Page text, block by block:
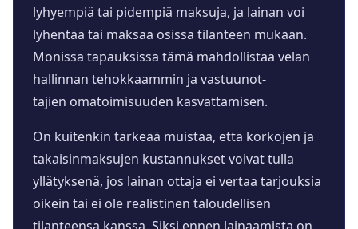
lyhyempiä tai pidempiä maksuja, ja lainan voi
lyhentää tai maksaa osissa tilanteen mukaan.
Monissa tapauksissa tämä mahdollistaa velan
hallinnan tehokkaammin ja vastuunot-
tajien omatoimisuuden kasvattamisen.
On kuitenkin tärkeää muistaa, että korkojen ja
takaisinmaksujen kustannukset voivat tulla
yllätyksenä, jos lainan ottaja ei vertaa tarjouksia
oikein tai ei ole realistinen taloudellisen